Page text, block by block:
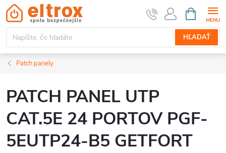
Prejsť
na
obsah
HĽADAŤ
KOŠÍK
Patch panely
PATCH PANEL UTP
CAT.5E 24 PORTOV PGF-
5EUTP24-B5 GETFORT